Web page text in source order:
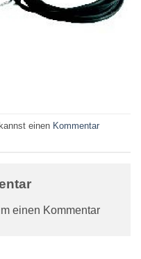
einen Kommentar
einen Kommentar